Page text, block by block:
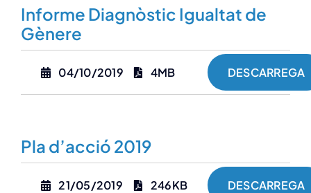
Informe Diagnòstic Igualtat de
Gènere
04/10/2019 4MB DESCARREGA
Pla d’acció 2019
21/05/2019 246KB DESCARREGA